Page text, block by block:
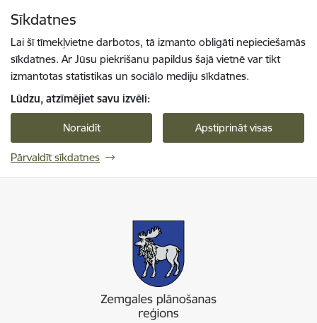
Sīkdatnes
Lai šī tīmekļvietne darbotos, tā izmanto obligāti nepieciešamās
sīkdatnes. Ar Jūsu piekrišanu papildus šajā vietnē var tikt
izmantotas statistikas un sociālo mediju sīkdatnes.
Lūdzu, atzīmējiet savu izvēli:
Noraidīt Apstiprināt visas
Pārvaldīt sīkdatnes